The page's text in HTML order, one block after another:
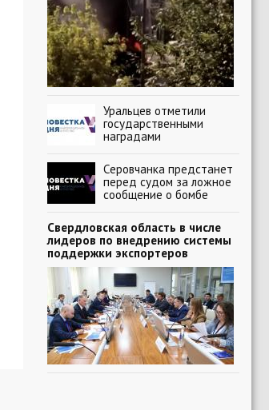
Уральцев отметили
государственными
наградами
Серовчанка предстанет
перед судом за ложное
сообщение о бомбе
Свердловская область в числе
лидеров по внедрению системы
поддержки экспортеров